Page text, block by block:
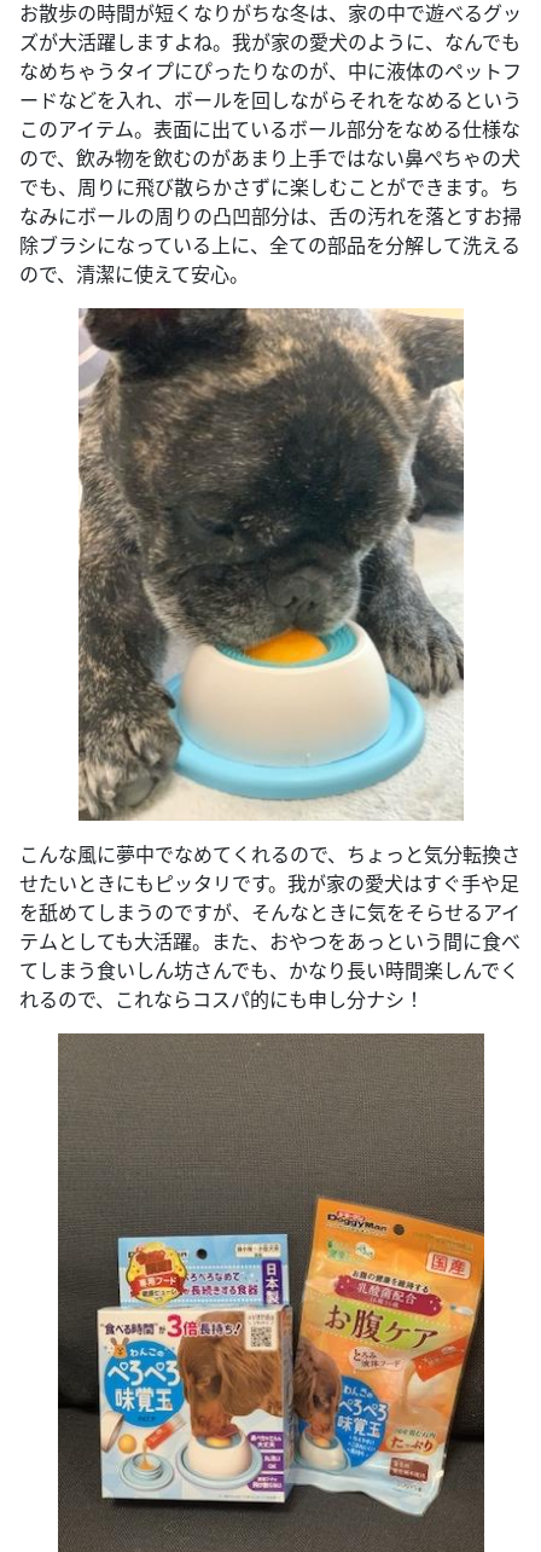
お散歩の時間が短くなりがちな冬は、家の中で遊べるグッ
ズが大活躍しますよね。我が家の愛犬のように、なんでも
なめちゃうタイプにぴったりなのが、中に液体のペットフ
ードなどを入れ、ボールを回しながらそれをなめるという
このアイテム。表面に出ているボール部分をなめる仕様な
ので、飲み物を飲むのがあまり上手ではない鼻ぺちゃの犬
でも、周りに飛び散らかさずに楽しむことができます。ち
なみにボールの周りの凸凹部分は、舌の汚れを落とすお掃
除ブラシになっている上に、全ての部品を分解して洗える
ので、清潔に使えて安心。
こんな風に夢中でなめてくれるので、ちょっと気分転換さ
せたいときにもピッタリです。我が家の愛犬はすぐ手や足
を舐めてしまうのですが、そんなときに気をそらせるアイ
テムとしても大活躍。また、おやつをあっという間に食べ
てしまう食いしん坊さんでも、かなり長い時間楽しんでく
れるので、これならコスパ的にも申し分ナシ！